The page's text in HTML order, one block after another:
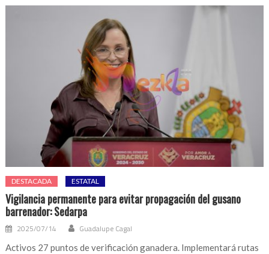
DESTACADA ESTATAL
Vigilancia permanente para evitar propagación del gusano
barrenador: Sedarpa
2025/07/14 Guadalupe Cagal
Activos 27 puntos de verificación ganadera. Implementará rutas